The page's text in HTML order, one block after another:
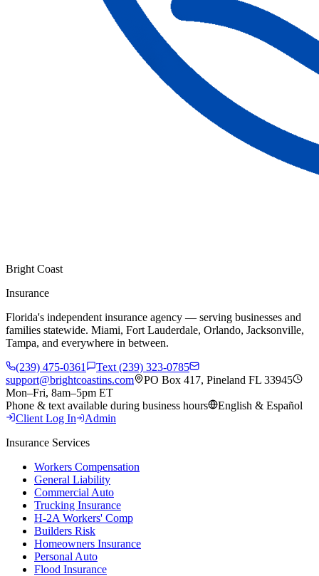
Bright Coast
Insurance
Florida's independent insurance agency — serving businesses and
families statewide. Miami, Fort Lauderdale, Orlando, Jacksonville,
Tampa, and everywhere in between.
(239) 475-0361
Text (239) 323-0785
support@brightcoastins.com
PO Box 417, Pineland FL 33945
Mon–Fri, 8am–5pm ET
Phone & text available during business hours
English & Español
Client Log In
Admin
Insurance Services
Workers Compensation
General Liability
Commercial Auto
Trucking Insurance
H-2A Workers' Comp
Builders Risk
Homeowners Insurance
Personal Auto
Flood Insurance